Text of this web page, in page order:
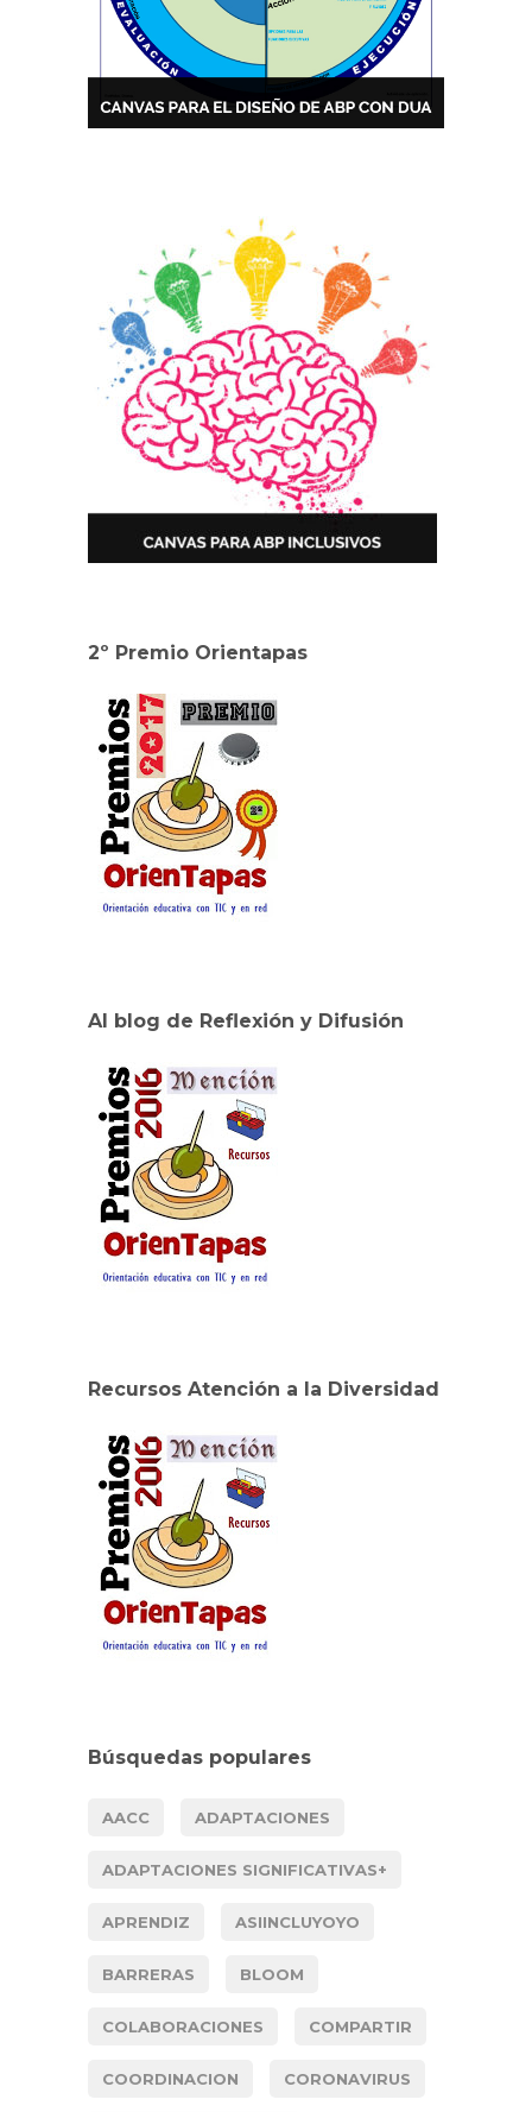
2º Premio Orientapas
Al blog de Reflexión y Difusión
Recursos Atención a la Diversidad
Búsquedas populares
AACC ADAPTACIONES
ADAPTACIONES SIGNIFICATIVAS+
APRENDIZ ASIINCLUYOYO
BARRERAS BLOOM
COLABORACIONES COMPARTIR
COORDINACION CORONAVIRUS